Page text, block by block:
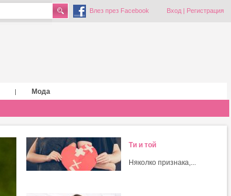
Влез през Facebook Вход| Регистрация
|
Мода
Ти и той
Няколко признака,...